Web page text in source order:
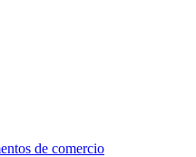
de comercio